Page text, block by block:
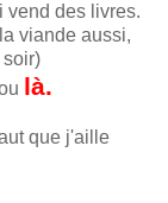
vend des livres.
viande aussi,
là.
que j'aille